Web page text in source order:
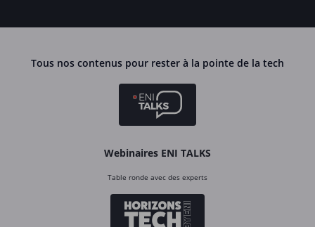
Tous nos contenus pour rester à la pointe de la tech
Webinaires ENI TALKS
Table ronde avec des experts